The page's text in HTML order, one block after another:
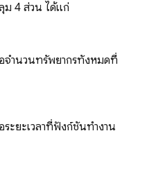
ม 4 ส่วน ได้แก่
จำนวนทรัพยากรทั้งหมดที่
ะยะเวลาที่ฟังก์ชันทำงาน